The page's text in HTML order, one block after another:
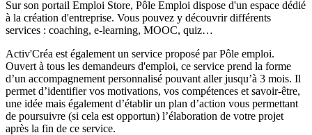
Sur son portail Emploi Store, Pôle Emploi dispose d'un espace dédié
à la création d'entreprise. Vous pouvez y découvrir différents
services : coaching, e-learning, MOOC, quiz…
Activ'Créa est également un service proposé par Pôle emploi.
Ouvert à tous les demandeurs d'emploi, ce service prend la forme
d’un accompagnement personnalisé pouvant aller jusqu’à 3 mois. Il
permet d’identifier vos motivations, vos compétences et savoir-être,
une idée mais également d’établir un plan d’action vous permettant
de poursuivre (si cela est opportun) l’élaboration de votre projet
après la fin de ce service.